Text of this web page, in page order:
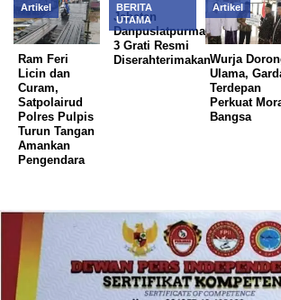
Artikel
Ram Feri
Licin dan
Curam,
Satpolairud
Polres Pulpis
Turun Tangan
Amankan
Pengendara
BERITA
UTAMA
Jabatan
Danpuslatpurmar
3 Grati Resmi
Diserahterimakan
Artikel
Wurja
Ulama,
Terdepan
Perkuat
Bangsa